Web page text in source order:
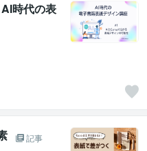
時代の表
記事